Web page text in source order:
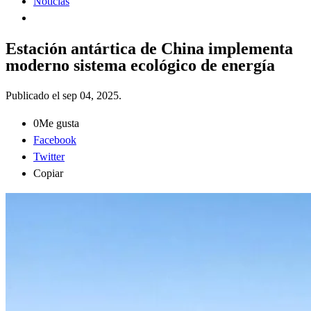
Estación antártica de China implementa
moderno sistema ecológico de energía
Publicado el sep 04, 2025.
0Me gusta
Facebook
Twitter
Copiar